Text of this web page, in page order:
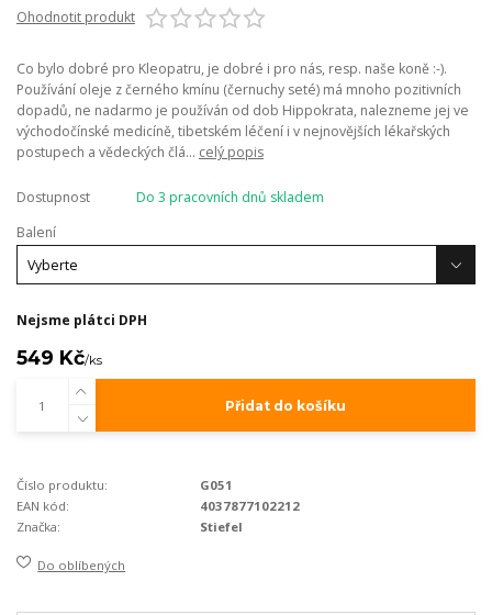
Ohodnotit produkt
Co bylo dobré pro Kleopatru, je dobré i pro nás, resp. naše koně :-).
Používání oleje z černého kmínu (černuchy seté) má mnoho pozitivních
dopadů, ne nadarmo je používán od dob Hippokrata, nalezneme jej ve
východočínské medicíně, tibetském léčení i v nejnovějších lékařských
postupech a vědeckých člá... celý popis
Dostupnost
Do 3 pracovních dnů skladem
Balení
Nejsme plátci DPH
549 Kč/ks
Přidat do košíku
Číslo produktu:
G051
EAN kód:
4037877102212
Značka:
Stiefel
Do oblíbených